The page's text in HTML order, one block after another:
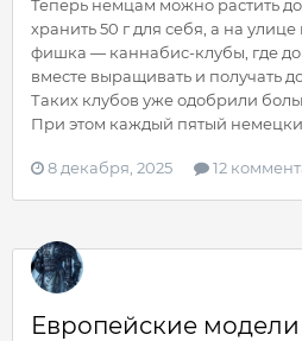
Теперь немцам можно растить до
хранить 50 г для себя, а на улице
фишка — каннабис-клубы, где до
вместе выращивать и получать
Таких клубов уже одобрили
При этом каждый пятый немецкий
8 декабря, 2025 12
Европейские модели